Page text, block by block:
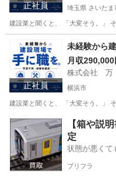
正社員 埼玉県 さいたま
建設業と聞くと、 「大変そう。」
埼玉 さいたま市 その他
正社員
未経験から
月収290,000
株式会社 万
横浜市
建設業と聞くと、 「大変そう。」
神奈川 横浜市 その他
【箱や説
定
状態が悪くて
プリフラ